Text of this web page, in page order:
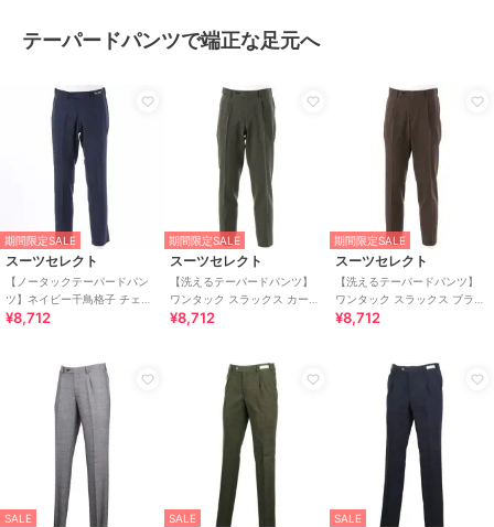
テーパードパンツで端正な足元へ
期間限定SALE
スーツセレクト
【ノータックテーパードパン
ツ】ネイビー千鳥格子 チェッ
ク スラックス ストレッチ ノー
¥8,712
期間限定SALE
スーツセレクト
【洗えるテーパードパンツ】
ワンタック スラックス カーキ
無地 撥水加工 ※裾上げ済み仕
¥8,712
期間限定SALE
スーツセレクト
【洗えるテーパードパンツ】
ワンタック スラックス ブラウ
ン無地 撥水加工 ※裾上げ済み
¥8,712
SALE SALE SALE